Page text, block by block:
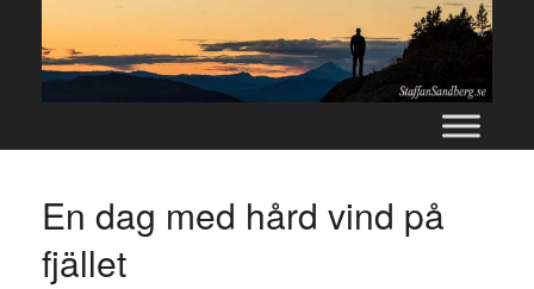
content
En dag med hård vind på
fjället